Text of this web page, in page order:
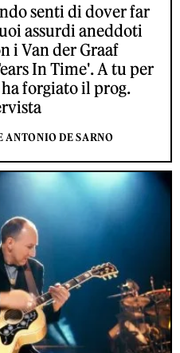
senti di dover far
assurdi aneddoti
i Van der Graaf
In Time'. A tu per
forgiato il prog.
DE SARNO